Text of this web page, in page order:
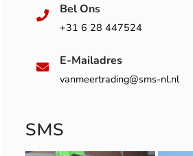
Bel Ons
+31 6 28 447524
E-Mailadres
vanmeertrading@sms-nl.nl
SMS